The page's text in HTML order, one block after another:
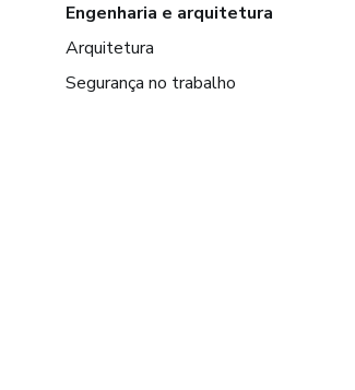
Engenharia e arquitetura
Arquitetura
Segurança no trabalho